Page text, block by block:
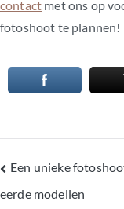
contact met ons op
fotoshoot te plannen!
Bericht
Een unieke
eerde modellen